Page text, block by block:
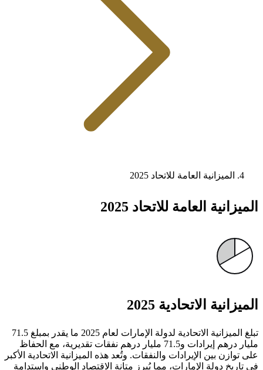
الميزانية العامة للاتحاد 2025
الميزانية العامة للاتحاد 2025
الميزانية الاتحادية 2025
تبلغ الميزانية الاتحادية لدولة الإمارات لعام 2025 ما يقدر بمبلغ 71.5
مليار درهم إيرادات و71.5 مليار درهم نفقات تقديرية، مع الحفاظ
على توازن بين الإيرادات والنفقات. وتُعد هذه الميزانية الاتحادية الأكبر
في تاريخ دولة الإمارات، مما يُبرز متانة الاقتصاد الوطني واستدامة